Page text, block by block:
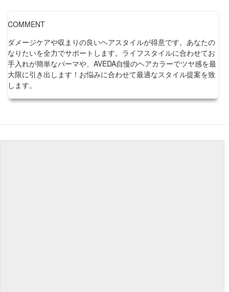
COMMENT
ダメージケアや収まりの良いヘアスタイルが得意です。あなたの
なりたいを全力でサポートします。ライフスタイルに合わせてお
手入れが簡単なパーマや、AVEDA自慢のヘアカラーでツヤ感を最
大限に引き出します！お悩みに合わせて最適なスタイル提案を致
します。